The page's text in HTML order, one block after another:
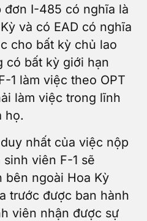
I-485 có nghĩa là
và có EAD có nghĩa
cho bất kỳ chủ lao
có bất kỳ giới hạn
1 làm việc theo OPT
làm việc trong lĩnh
họ.
nhất của việc nộp
viên F-1 sẽ
bên ngoài Hoa Kỳ
trước được ban hành
viên nhận được sự